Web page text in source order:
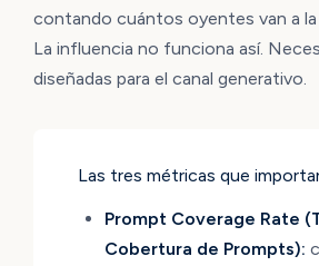
contando cuántos oyentes van a la
La influencia no funciona así.
diseñadas para el canal generativo.
Las tres métricas que
Prompt Coverage Rate
Cobertura de Prompts):